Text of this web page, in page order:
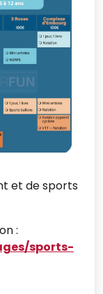
et de sports
:
sports-